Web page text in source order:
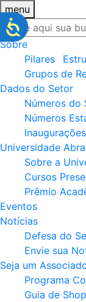
menu
Sobre
Pilares
Grupos de
Dados do Setor
Números do
Números
Inaugurações
Universidade
Sobre a
Cursos
Prêmio
Eventos
Notícias
Defesa do
Envie sua
Seja um
Programa
Guia de